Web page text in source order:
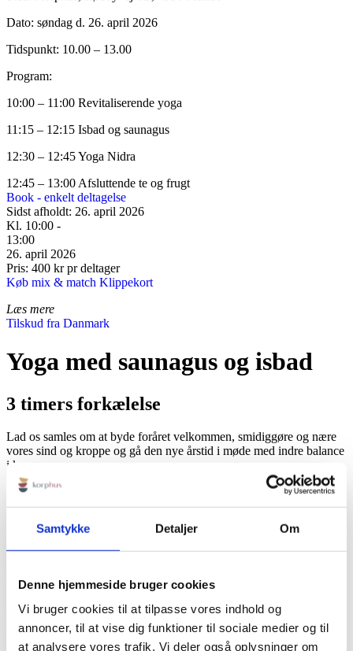
Samtykke Detaljer Om
Denne hjemmeside bruger cookies
Vi bruger cookies til at tilpasse vores indhold og
annoncer, til at vise dig funktioner til sociale medier og til
at analysere vores trafik. Vi deler også oplysninger om
Dato: søndag d. 26. april 2026
Tidspunkt: 10.00 – 13.00
Program:
10:00 – 11:00 Revitaliserende yoga
11:15 – 12:15 Isbad og saunagus
12:30 – 12:45 Yoga Nidra
12:45 – 13:00 Afsluttende te og frugt
Book - enkelt deltagelse
Sidst afholdt: 26. april 2026
Kl. 10:00 -
13:00
26. april 2026
Pris: 400 kr pr deltager
Køb mix & match Klippekort
Læs mere
Tilskud fra Danmark
Yoga med saunagus og isbad
3 timers forkælelse
Lad os samles om at byde foråret velkommen, smidiggøre og nære
vores sind og kroppe og gå den nye årstid i møde med indre balance
i kroppen.
Fokus for workshoppen er åndedræt, kropsbevidsthed og
immunboost.
Mød disse behandlere til arrangementet
Kiki Boserup
Catrine Scholle
Info